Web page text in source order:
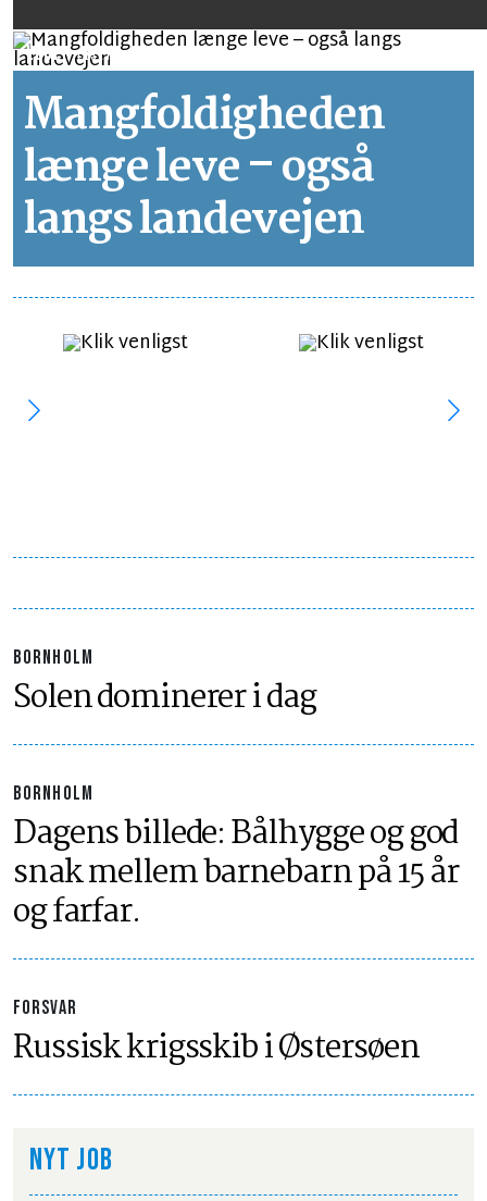
LEDERLÆSETID 1 MIN.
Mangfoldigheden
længe leve – også
langs landevejen
BORNHOLM
Solen dominerer i dag
BORNHOLM
Dagens billede: Bålhygge og god
snak mellem barnebarn på 15 år
og farfar.
FORSVAR
Russisk krigsskib i Østersøen
NYT JOB